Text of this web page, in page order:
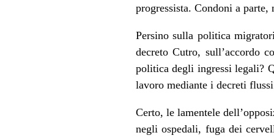
progressista. Condoni a
Persino sulla politica
decreto Cutro, sull’accordo
politica degli ingressi legali?
lavoro mediante i decreti
Certo, le lamentele
negli ospedali, fuga dei